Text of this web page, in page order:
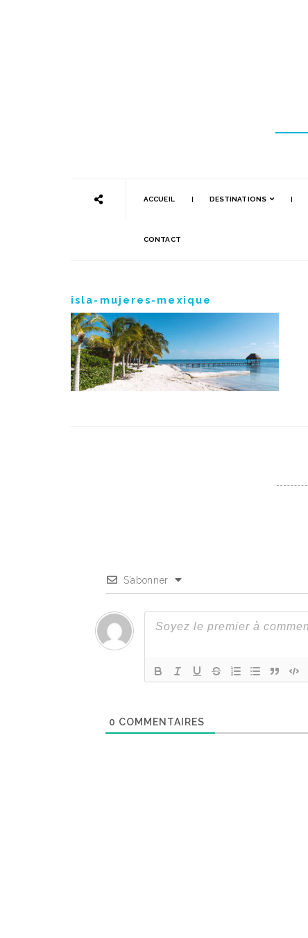
ACCUEIL DESTINATIONS
CONTACT
isla-mujeres-mexique
S’abonner
0 COMMENTAIRES